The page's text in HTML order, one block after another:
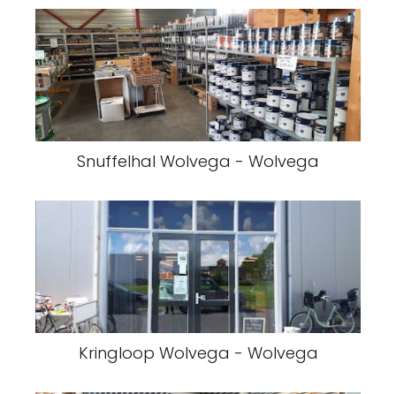
Snuffelhal Wolvega - Wolvega
Kringloop Wolvega - Wolvega